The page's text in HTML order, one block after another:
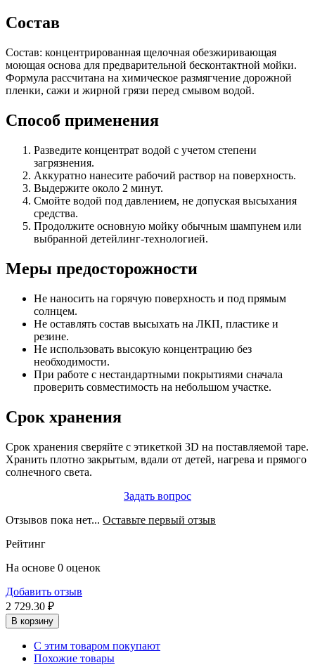
Состав
Состав: концентрированная щелочная обезжиривающая
моющая основа для предварительной бесконтактной мойки.
Формула рассчитана на химическое размягчение дорожной
пленки, сажи и жирной грязи перед смывом водой.
Способ применения
Разведите концентрат водой с учетом степени
загрязнения.
Аккуратно нанесите рабочий раствор на поверхность.
Выдержите около 2 минут.
Смойте водой под давлением, не допуская высыхания
средства.
Продолжите основную мойку обычным шампунем или
выбранной детейлинг-технологией.
Меры предосторожности
Не наносить на горячую поверхность и под прямым
солнцем.
Не оставлять состав высыхать на ЛКП, пластике и
резине.
Не использовать высокую концентрацию без
необходимости.
При работе с нестандартными покрытиями сначала
проверить совместимость на небольшом участке.
Срок хранения
Срок хранения сверяйте с этикеткой 3D на поставляемой таре.
Хранить плотно закрытым, вдали от детей, нагрева и прямого
солнечного света.
Задать вопрос
Отзывов пока нет... Оставьте первый отзыв
Рейтинг
На основе 0 оценок
Добавить отзыв
2 729.30 ₽
В корзину
С этим товаром покупают
Похожие товары